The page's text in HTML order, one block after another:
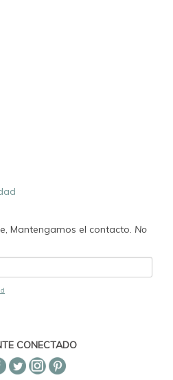
Mantengamos el contacto. No
CONECTADO